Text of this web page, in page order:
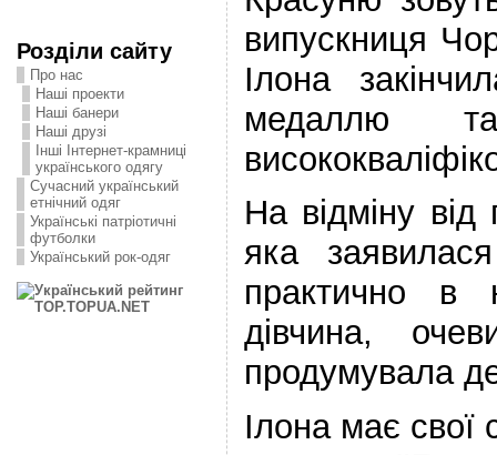
Розділи сайту
Про нас
Наші проекти
Наші банери
Наші друзі
Інші Інтернет-крамниці
українського одягу
Сучасний український
етнічний одяг
Українські патріотичні
футболки
Український рок-одяг
випускниця
Ілона
медаллю
На відміну від
яка
практично в
дівчина,
продумувала
Ілона має свої